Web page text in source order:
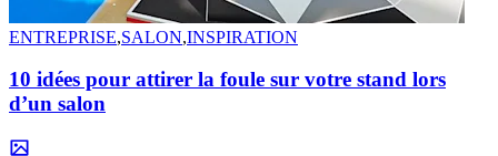
ENTREPRISE,SALON,INSPIRATION
10 idées pour attirer la foule sur votre stand lors
d’un salon